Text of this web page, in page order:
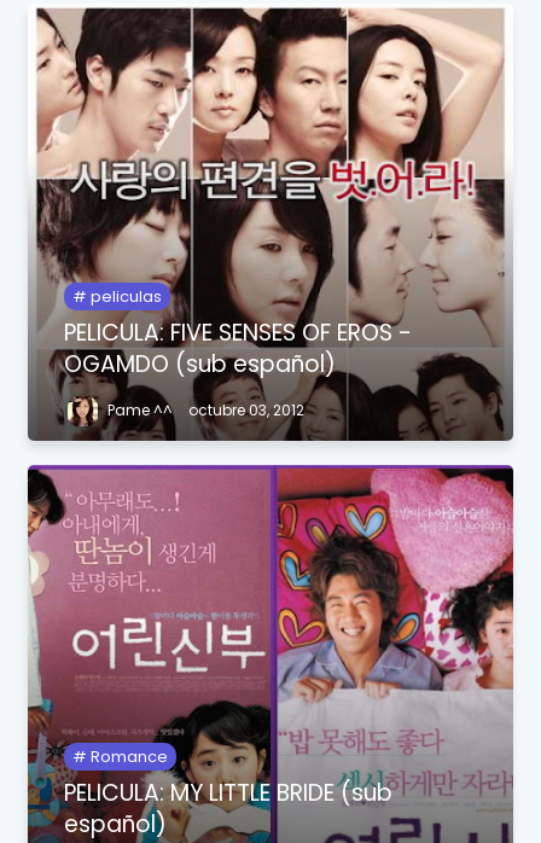
peliculas
PELICULA: FIVE SENSES OF EROS -
OGAMDO (sub español)
Pame ^^ octubre 03, 2012
Romance
PELICULA: MY LITTLE BRIDE (sub
español)